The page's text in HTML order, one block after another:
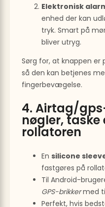
Elektronisk
enhed der kan
tryk. Smart på
bliver utryg.
Sørg for, at knappen
så den kan betjenes
fingerbevægelse.
4. Airtag/
nøgler, taske
rollatoren
En silicone
fastgøres på
Til Android-
GPS-brikkermed
Perfekt, hvis